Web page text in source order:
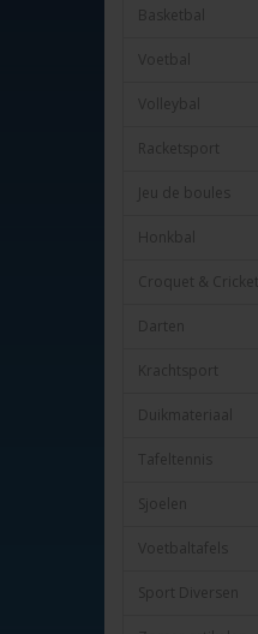
Basketbal
Voetbal
Volleybal
Racketsport
Jeu de boules
Honkbal
Croquet & Cricket
Darten
Krachtsport
Duikmateriaal
Tafeltennis
Sjoelen
Voetbaltafels
Sport Diversen